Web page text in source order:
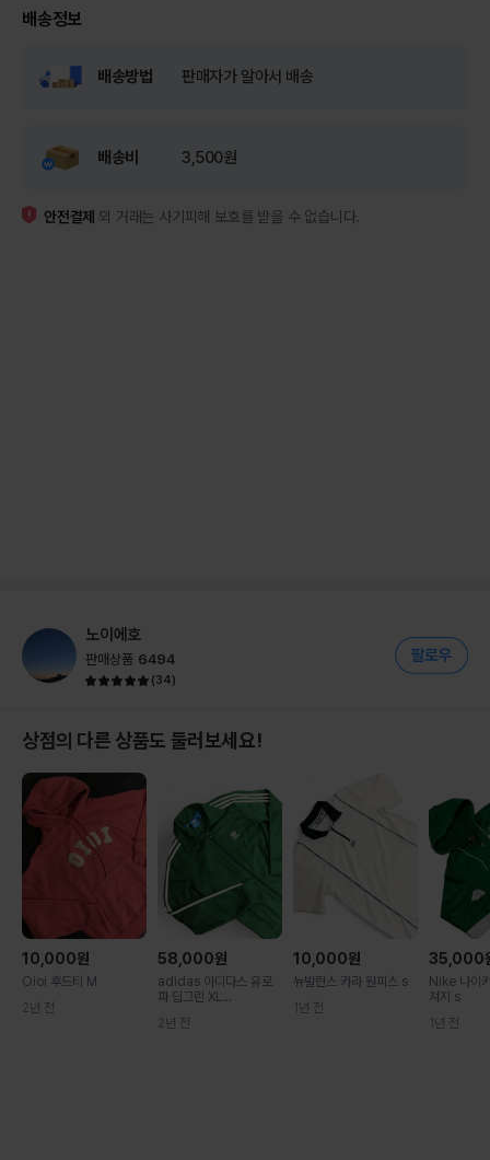
배송정보
배송방법 판매자가 알아서 배송
배송비 3,500원
안전결제 외 거래는 사기피해 보호를 받을 수 없습니다.
노이에호
판매상품 6494
(34)
상점의 다른 상품도 둘러보세요!
10,000원
Oioi 후드티 M
2년 전
58,000원
adidas 아디다스 유로
파 딥그린 XL...
2년 전
10,000원
뉴발란스 카라 원피스 s
1년 전
35,000
Nike 나이
져지 s
1년 전